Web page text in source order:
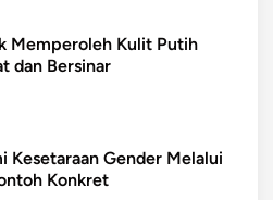
Memperoleh Kulit Putih
dan Bersinar
Kesetaraan Gender Melalui
Konkret